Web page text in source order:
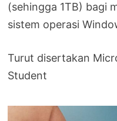
(sehingga 1TB) bagi
sistem operasi
Turut disertakan
Student